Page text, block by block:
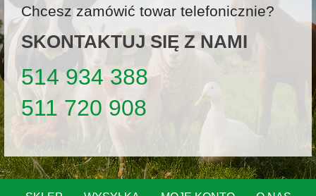
Chcesz zamówić towar telefonicznie?
SKONTAKTUJ SIĘ Z NAMI
514 934 388
511 720 908